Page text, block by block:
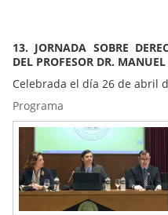
13. JORNADA SOBRE
DEL PROFESOR DR.
Celebrada el día 26 de abril
Programa